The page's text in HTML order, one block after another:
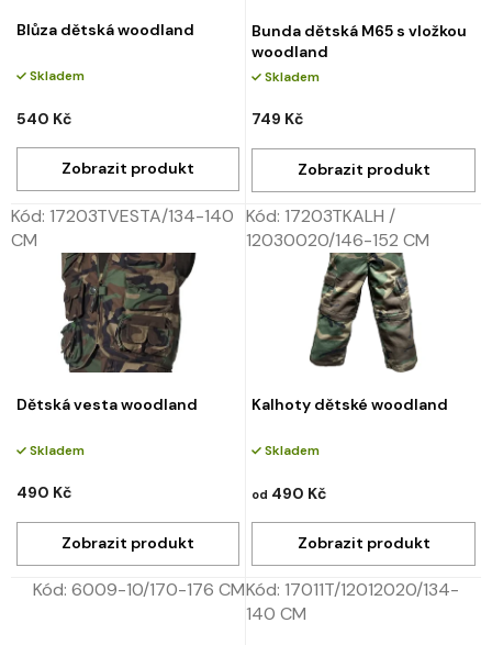
Blůza dětská woodland
Skladem
540 Kč
Bunda dětská M65 s vložkou
woodland
Skladem
749 Kč
Dětská vesta woodland
Skladem
490 Kč
Kód: 17203TVESTA/134-140
CM
Kalhoty dětské woodland
Skladem
od 490 Kč
Kód: 17203TKALH /
12030020/146-152 CM
Kód: 6009-10/170-176 CMKód: 17011T/12012020/134-
140 CM